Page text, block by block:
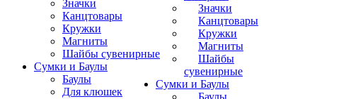
Значки
Канцтовары
Кружки
Магниты
Шайбы
сувенирные
Сумки и Баулы
Баулы
Значки
Канцтовары
Кружки
Магниты
Шайбы сувенирные
Сумки и Баулы
Баулы
Для клюшек